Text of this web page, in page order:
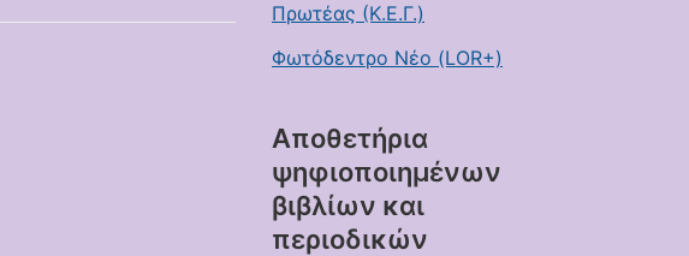
Πρωτέας (Κ.Ε.Γ.)
Φωτόδεντρο Νέο (LOR+)
Αποθετήρια
ψηφιοποιημένων
βιβλίων και
περιοδικών